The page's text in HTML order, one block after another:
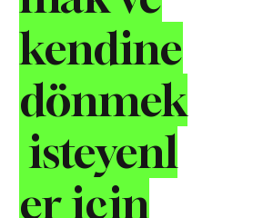
kendine
dönmek
isteyenl
er için